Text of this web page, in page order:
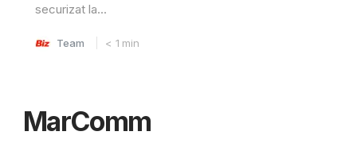
securizat la...
Team < 1 min
MarComm